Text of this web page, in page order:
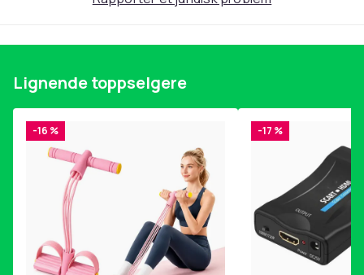
Lett å kombinere og bygge
Materiale: Holdbar plast, CE-merket
Antall: 20 stk
Farge
MultiColor
Vekt, gram
Artikkel nr.
38be2b22-fa16-48a6-90ac-df871b63e801
Lignende toppselgere
-16 % -17 %